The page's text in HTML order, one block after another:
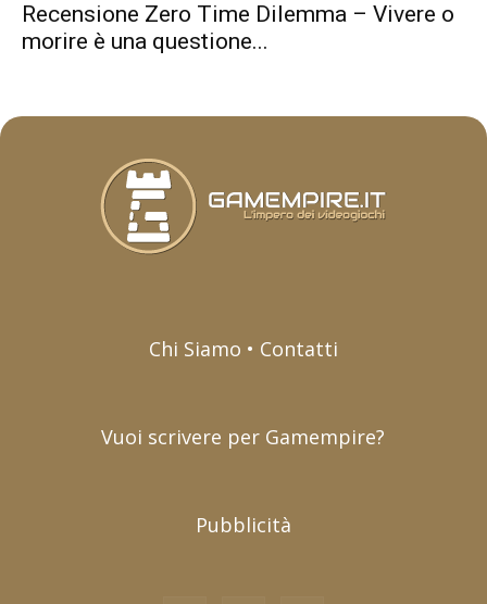
Recensione Zero Time Dilemma – Vivere o
morire è una questione...
Chi Siamo • Contatti
Vuoi scrivere per Gamempire?
Pubblicità